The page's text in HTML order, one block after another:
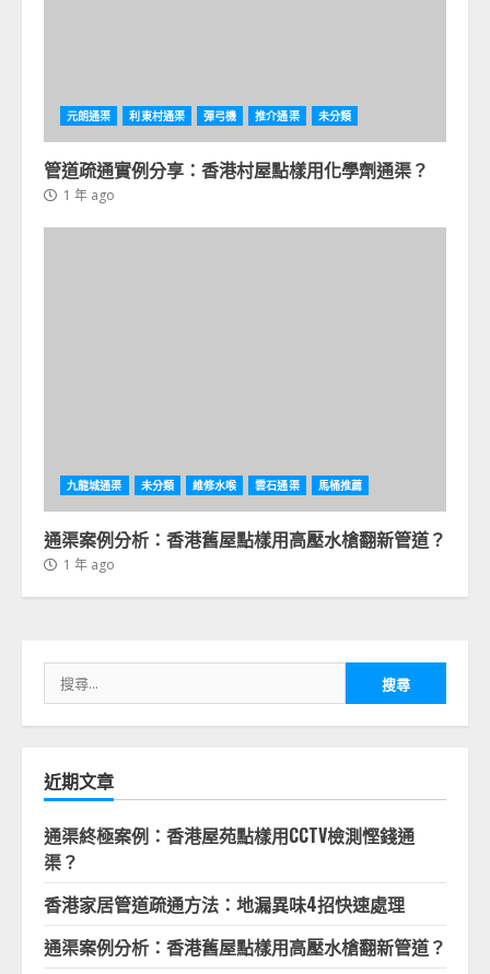
元朗通渠 利東村通渠 彈弓機 推介通渠 未分類
管道疏通實例分享：香港村屋點樣用化學劑通渠？
1 年 ago
九龍城通渠 未分類 維修水喉 雲石通渠 馬桶推薦
通渠案例分析：香港舊屋點樣用高壓水槍翻新管道？
1 年 ago
尋
關
字:
近期文章
通渠終極案例：香港屋苑點樣用CCTV檢測慳錢通
渠？
香港家居管道疏通方法：地漏異味4招快速處理
通渠案例分析：香港舊屋點樣用高壓水槍翻新管道？